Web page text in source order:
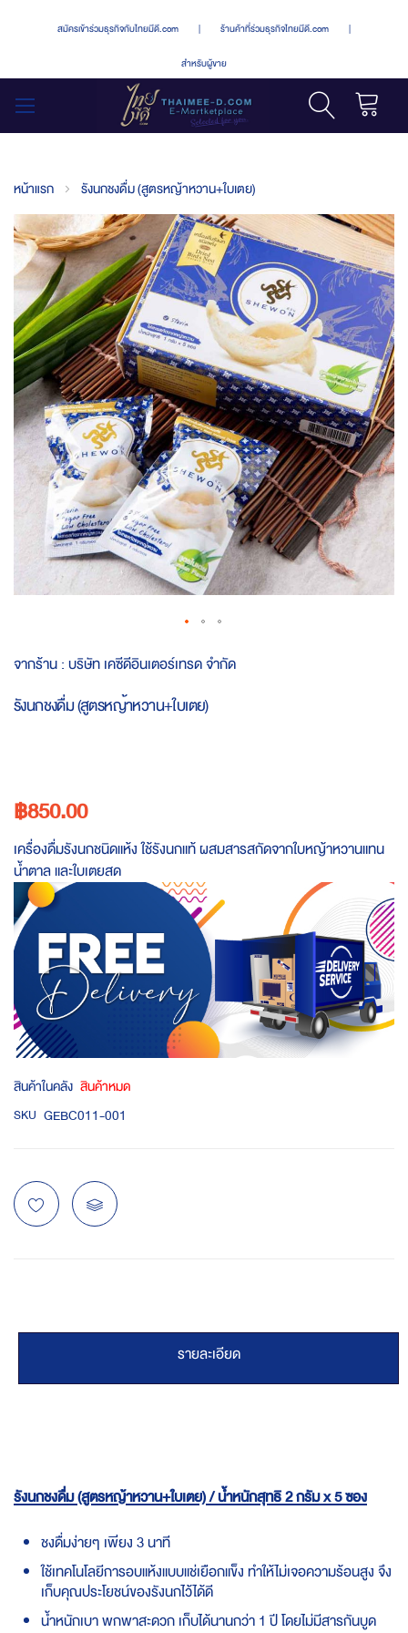
สมัครเข้าร่วมธุรกิจกับไทยมีดี.com | ร้านค้าที่ร่วมธุรกิจไทยมีดี.com |
สำหรับผู้ขาย
หน้าแรก รังนกชงดื่ม (สูตรหญ้าหวาน+ใบเตย)
Skip
to
the
end
of
the
images
gallery
to
beginning
จากร้าน :บริษัท เคซีดีอินเตอร์เทรด จำกัด
รังนกชงดื่ม (สูตรหญ้าหวาน+ใบเตย)
฿850.00
เครื่องดื่มรังนกชนิดแห้ง ใช้รังนกแท้ ผสมสารสกัดจากใบหญ้าหวานแทน
น้ำตาล และใบเตยสด
สินค้าในคลัง สินค้าหมด
SKU GEBC011-001
รายละเอียด
รังนกชงดื่ม (สูตรหญ้าหวาน+ใบเตย) / น้ำหนักสุทธิ 2 กรัม x 5 ซอง
ชงดื่มง่ายๆ เพียง 3 นาที
ใช้เทคโนโลยีการอบแห้งแบบแช่เยือกแข็ง ทำให้ไม่เจอความร้อนสูง จึง
เก็บคุณประโยชน์ของรังนกไว้ได้ดี
น้ำหนักเบา พกพาสะดวก เก็บได้นานกว่า 1 ปี โดยไม่มีสารกันบูด